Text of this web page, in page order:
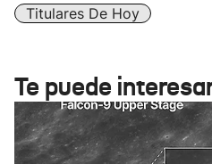
Titulares De Hoy
Te puede